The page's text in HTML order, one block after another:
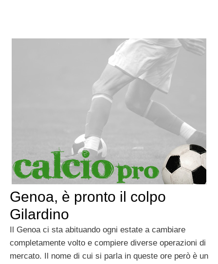
Genoa, è pronto il colpo
Gilardino
Il Genoa ci sta abituando ogni estate a cambiare
completamente volto e compiere diverse operazioni di
mercato. Il nome di cui si parla in queste ore però è un